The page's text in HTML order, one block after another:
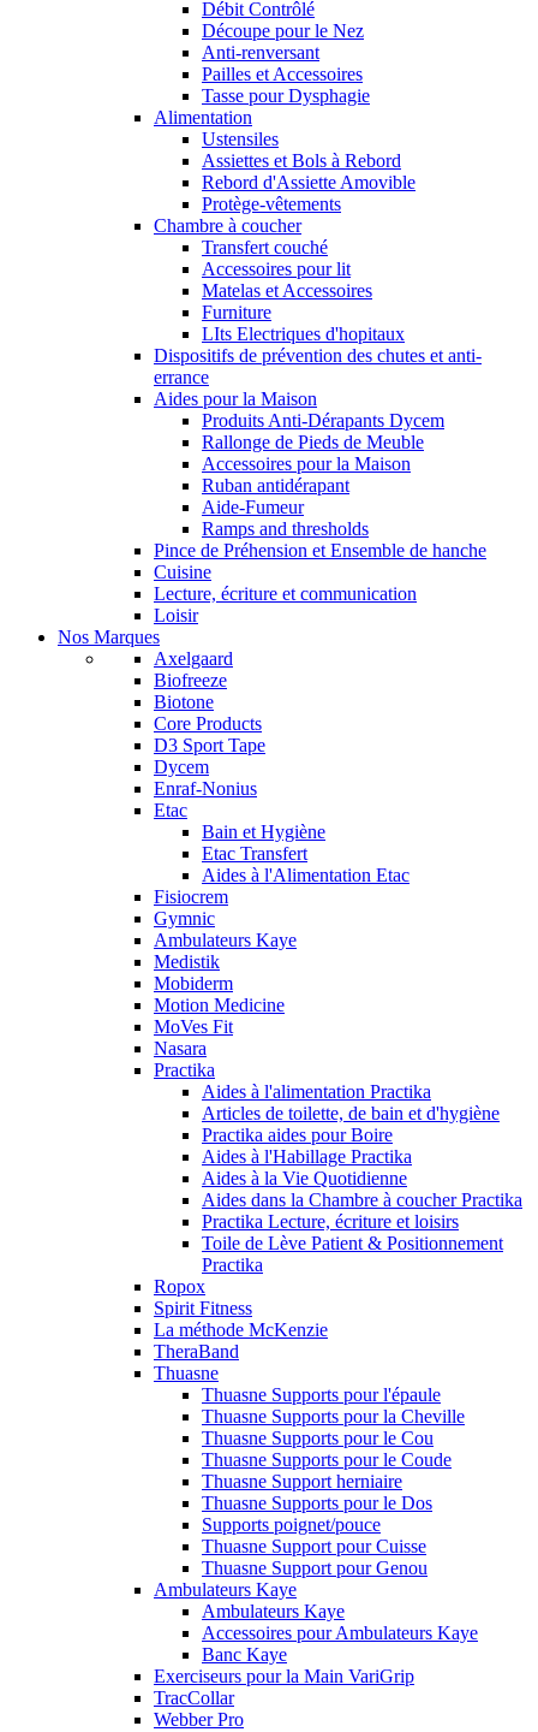
Débit Contrôlé
Découpe pour le Nez
Anti-renversant
Pailles et Accessoires
Tasse pour Dysphagie
Alimentation
Ustensiles
Assiettes et Bols à Rebord
Rebord d'Assiette Amovible
Protège-vêtements
Chambre à coucher
Transfert couché
Accessoires pour lit
Matelas et Accessoires
Furniture
LIts Electriques d'hopitaux
Dispositifs de prévention des chutes et anti-
errance
Aides pour la Maison
Produits Anti-Dérapants Dycem
Rallonge de Pieds de Meuble
Accessoires pour la Maison
Ruban antidérapant
Aide-Fumeur
Ramps and thresholds
Pince de Préhension et Ensemble de hanche
Cuisine
Lecture, écriture et communication
Loisir
Nos Marques
Axelgaard
Biofreeze
Biotone
Core Products
D3 Sport Tape
Dycem
Enraf-Nonius
Etac
Bain et Hygiène
Etac Transfert
Aides à l'Alimentation Etac
Fisiocrem
Gymnic
Ambulateurs Kaye
Medistik
Mobiderm
Motion Medicine
MoVes Fit
Nasara
Practika
Aides à l'alimentation Practika
Articles de toilette, de bain et d'hygiène
Practika aides pour Boire
Aides à l'Habillage Practika
Aides à la Vie Quotidienne
Aides dans la Chambre à coucher Practika
Practika Lecture, écriture et loisirs
Toile de Lève Patient & Positionnement
Practika
Ropox
Spirit Fitness
La méthode McKenzie
TheraBand
Thuasne
Thuasne Supports pour l'épaule
Thuasne Supports pour la Cheville
Thuasne Supports pour le Cou
Thuasne Supports pour le Coude
Thuasne Support herniaire
Thuasne Supports pour le Dos
Supports poignet/pouce
Thuasne Support pour Cuisse
Thuasne Support pour Genou
Ambulateurs Kaye
Ambulateurs Kaye
Accessoires pour Ambulateurs Kaye
Banc Kaye
Exerciseurs pour la Main VariGrip
TracCollar
Webber Pro